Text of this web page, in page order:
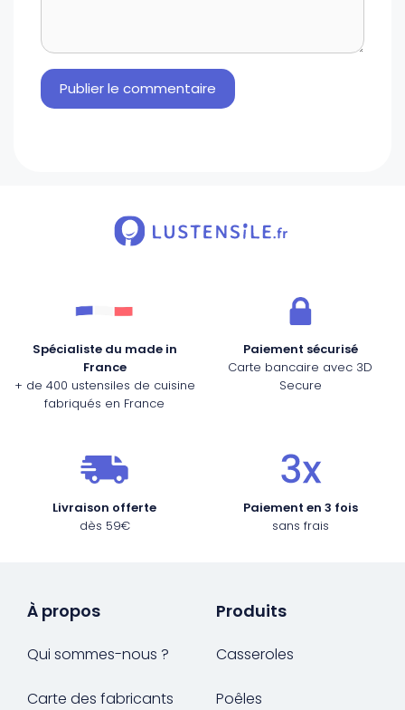
Spécialiste du made in
France
+ de 400 ustensiles de cuisine
fabriqués en France
Paiement sécurisé
Carte bancaire avec 3D
Secure
Livraison offerte
dès 59€
Paiement en 3 fois
sans frais
À propos
Qui sommes-nous ?
Carte des fabricants
Produits
Casseroles
Poêles